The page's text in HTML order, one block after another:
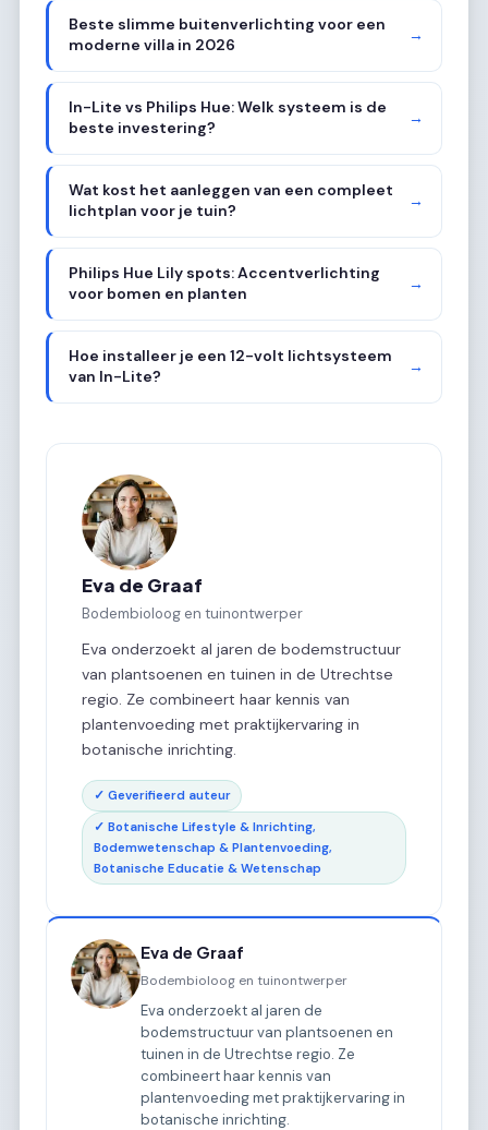
Beste slimme buitenverlichting voor een
moderne villa in 2026
→
In-Lite vs Philips Hue: Welk systeem is de
beste investering?
→
Wat kost het aanleggen van een compleet
lichtplan voor je tuin?
→
Philips Hue Lily spots: Accentverlichting
voor bomen en planten
→
Hoe installeer je een 12-volt lichtsysteem
van In-Lite?
→
Eva de Graaf
Bodembioloog en tuinontwerper
Eva onderzoekt al jaren de bodemstructuur
van plantsoenen en tuinen in de Utrechtse
regio. Ze combineert haar kennis van
plantenvoeding met praktijkervaring in
botanische inrichting.
✓ Geverifieerd auteur
✓ Botanische Lifestyle & Inrichting,
Bodemwetenschap & Plantenvoeding,
Botanische Educatie & Wetenschap
Eva de Graaf
Bodembioloog en tuinontwerper
Eva onderzoekt al jaren de
bodemstructuur van plantsoenen en
tuinen in de Utrechtse regio. Ze
combineert haar kennis van
plantenvoeding met praktijkervaring in
botanische inrichting.